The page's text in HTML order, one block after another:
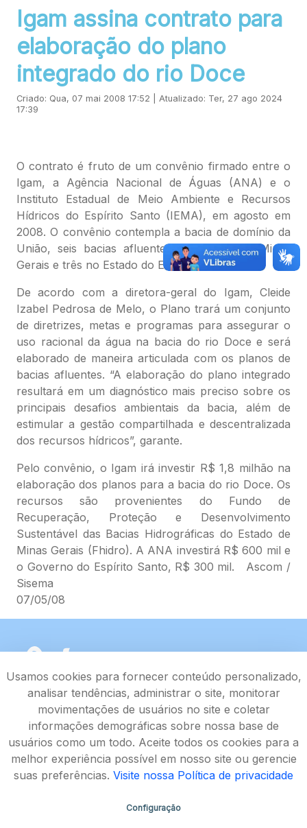
Igam assina contrato para
elaboração do plano
integrado do rio Doce
Criado: Qua, 07 mai 2008 17:52 | Atualizado: Ter, 27 ago 2024
17:39
O contrato é fruto de um convênio firmado entre o
Igam, a Agência Nacional de Águas (ANA) e o
Instituto Estadual de Meio Ambiente e Recursos
Hídricos do Espírito Santo (IEMA), em agosto em
2008. O convênio contempla a bacia de domínio da
União, seis bacias afluentes no Estado de Minas
Gerais e três no Estado do Espírito Santo.
De acordo com a diretora-geral do Igam, Cleide
Izabel Pedrosa de Melo, o Plano trará um conjunto
de diretrizes, metas e programas para assegurar o
uso racional da água na bacia do rio Doce e será
elaborado de maneira articulada com os planos de
bacias afluentes. “A elaboração do plano integrado
resultará em um diagnóstico mais preciso sobre os
principais desafios ambientais da bacia, além de
estimular a gestão compartilhada e descentralizada
dos recursos hídricos”, garante.
Pelo convênio, o Igam irá investir R$ 1,8 milhão na
elaboração dos planos para a bacia do rio Doce. Os
recursos são provenientes do Fundo de
Recuperação, Proteção e Desenvolvimento
Sustentável das Bacias Hidrográficas do Estado de
Minas Gerais (Fhidro). A ANA investirá R$ 600 mil e
o Governo do Espírito Santo, R$ 300 mil. Ascom /
Sisema
07/05/08
Usamos cookies para fornecer conteúdo personalizado,
analisar tendências, administrar o site, monitorar
movimentações de usuários no site e coletar
informações demográficas sobre nossa base de
usuários como um todo. Aceite todos os cookies para a
melhor experiência possível em nosso site ou gerencie
suas preferências. Visite nossa Política de privacidade
Configuração